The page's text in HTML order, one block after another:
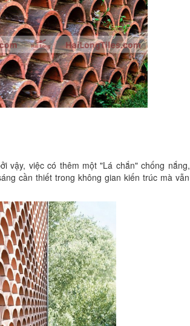
vậy, việc có thêm một "Lá chắn" chống nắng,
cần thiết trong không gian kiến trúc mà vẫn